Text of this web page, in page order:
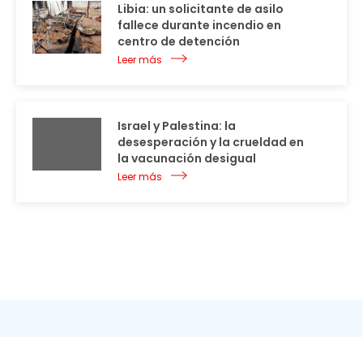
Libia: un solicitante de asilo
fallece durante incendio en
centro de detención
Leer más
Israel y Palestina: la
desesperación y la crueldad en
la vacunación desigual
Leer más